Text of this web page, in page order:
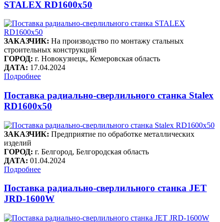
STALEX RD1600x50
ЗАКАЗЧИК: На производство по монтажу стальных
строительных конструкций
ГОРОД: г. Новокузнецк, Кемеровская область
ДАТА: 17.04.2024
Подробнее
Поставка радиально-сверлильного станка Stalex
RD1600x50
ЗАКАЗЧИК: Предприятие по обработке металлических
изделий
ГОРОД: г. Белгород, Белгородская область
ДАТА: 01.04.2024
Подробнее
Поставка радиально-сверлильного станка JET
JRD-1600W